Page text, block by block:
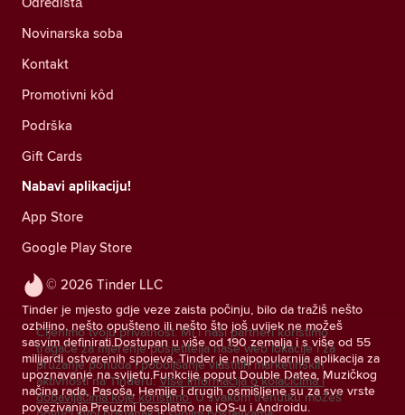
© 2026 Tinder LLC
Tinder je mjesto gdje veze zaista počinju, bilo da tražiš nešto
ozbiljno, nešto opušteno ili nešto što još uvijek ne možeš
sasvim definirati.Dostupan u više od 190 zemalja i s više od 55
milijardi ostvarenih spojeva, Tinder je najpopularnija aplikacija za
upoznavanje na svijetu.Funkcije poput Double Datea, Muzičkog
načina rada, Pasoša, Hemije i drugih osmišljene su za sve vrste
povezivanja.Preuzmi besplatno na iOS-u i Androidu.
Novinarska soba
Kontakt
Promotivni kôd
Podrška
Gift Cards
Nabavi aplikaciju!
App Store
Google Play Store
Cijenimo tvoju privatnost. Mi i naši partneri koristimo
tragače za mjerenje posjetitelja naše web lokacije i za
pružanje ponuda i poboljšanje vlastitih marketinških
aktivnosti na Tinderu. Više informacija o kolačićima i
dobavljačima koje koristimo. U svakom trenutku možeš